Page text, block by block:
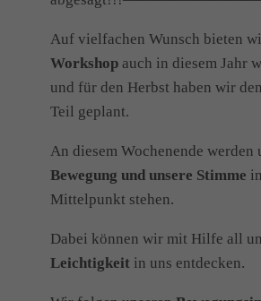
Auf vielfachen Wunsch bieten
Workshop auch in diesem Jahr
und für den Herbst haben wir
Teil geplant.
An diesem Wochenende werden
Bewegung und unsere Stimme
Mittelpunkt stehen.
Dabei können wir mit Hilfe all
Leichtigkeit in uns entdecken.